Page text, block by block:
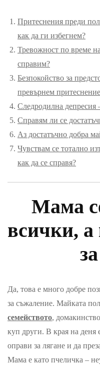
Притеснения преди
как да ги избегнем?
Тревожност по време
справим?
Безпокойство за
превърнем
Следродилна депресия
Справям ли се
Аз достатъчно добра
Чувствам се тотално
как да се справя?
Мама
всички, а
Да, това е много добре
за съжаление. Майката
семейството,
куп други. В края на деня
оправи за лягане и да
Мама е като пчеличка –